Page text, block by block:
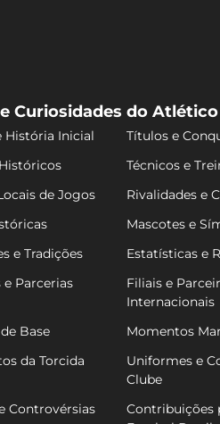
Curiosidades do
História Inicial
Títulos e
Técnicos e
de Jogos
Rivalidades e
Mascotes e
e Tradições
Estatísticas e
Parcerias
Filiais e
Internacionais
Base
Momentos
da Torcida
Uniformes e
Clube
Controvérsias
Contribuições